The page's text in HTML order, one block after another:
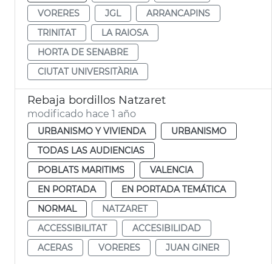
VORERES
JGL
ARRANCAPINS
TRINITAT
LA RAIOSA
HORTA DE SENABRE
CIUTAT UNIVERSITÀRIA
Rebaja bordillos Natzaret
modificado hace 1 año
URBANISMO Y VIVIENDA
URBANISMO
TODAS LAS AUDIENCIAS
POBLATS MARITIMS
VALENCIA
EN PORTADA
EN PORTADA TEMÁTICA
NORMAL
NATZARET
ACCESSIBILITAT
ACCESIBILIDAD
ACERAS
VORERES JUAN GINER